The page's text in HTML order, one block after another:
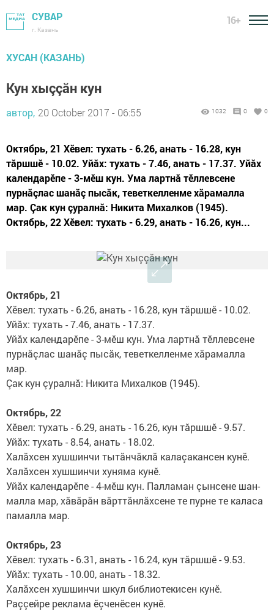
СУВАР
г. Казань
16+
ХУСАН (КАЗАНЬ)
Кун хыççăн кун
автор, 20 October 2017 - 06:55 1032 0 0
Октябрь, 21 Хӗвел: тухать - 6.26, анать - 16.28, кун
тăршшӗ - 10.02. Уйăх: тухать - 7.46, анать - 17.37. Уйăх
календарӗпе - 3-мӗш кун. Ума лартнă тӗллевсене
пурнăçлас шанăç пысăк, те­вет­келленме хăрамалла
мар. Çак кун çуралнă: Никита Михалков (1945).
Октябрь, 22 Хӗвел: тухать - 6.29, анать - 16.26, кун...
Октябрь, 21
Хӗвел: тухать - 6.26, анать - 16.28, кун тăршшӗ - 10.02.
Уйăх: тухать - 7.46, анать - 17.37.
Уйăх календарӗпе - 3-мӗш кун. Ума лартнă тӗллевсене
пурнăçлас шанăç пысăк, те­вет­келленме хăрамалла
мар.
Çак кун çуралнă: Никита Михалков (1945).
Октябрь, 22
Хӗвел: тухать - 6.29, анать - 16.26, кун тăршшӗ - 9.57.
Уйăх: тухать - 8.54, анать - 18.02.
Халăхсен хушшинчи тытăн­чăклă калаçакансен кунӗ.
Халăхсен хушшинчи хуня­ма кунӗ.
Уйăх календарӗпе - 4-мӗш кун. Палламан çынсене шан­
малла мар, хăвăрăн вăрт­тăнлăхсене те пурне те каласа
памалла мар.
Октябрь, 23
Хӗвел: тухать - 6.31, анать - 16.24, кун тăршшӗ - 9.53.
Уйăх: тухать - 10.00, анать - 18.32.
Халăхсен хушшинчи шкул библиотекисен кунӗ.
Раççейре реклама ӗçче­нӗ­сен кунӗ.